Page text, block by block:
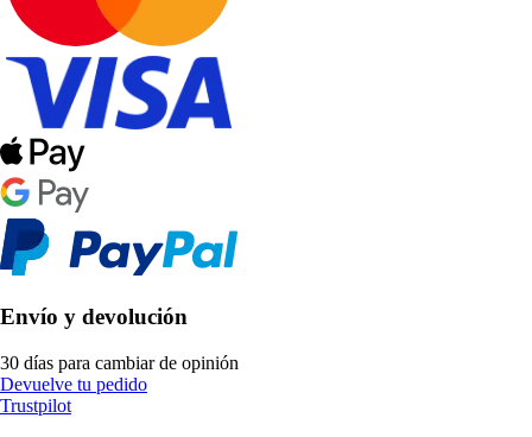
Envío y devolución
30 días para cambiar de opinión
Devuelve tu pedido
Trustpilot